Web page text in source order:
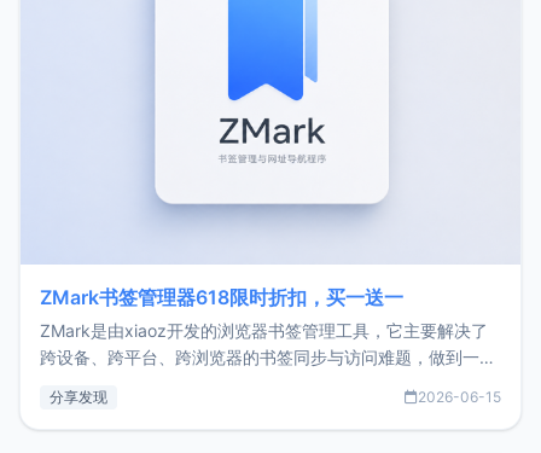
ZMark书签管理器618限时折扣，买一送一
ZMark是由xiaoz开发的浏览器书签管理工具，它主要解决了
跨设备、跨平台、跨浏览器的书签同步与访问难题，做到一处
用，让管理更高效。ZMark官网地址：
分享发现 2026-06-15